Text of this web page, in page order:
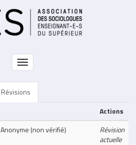
Toggle
navigation
Révisions
Actions
Anonyme (non vérifié)
Révision
actuelle